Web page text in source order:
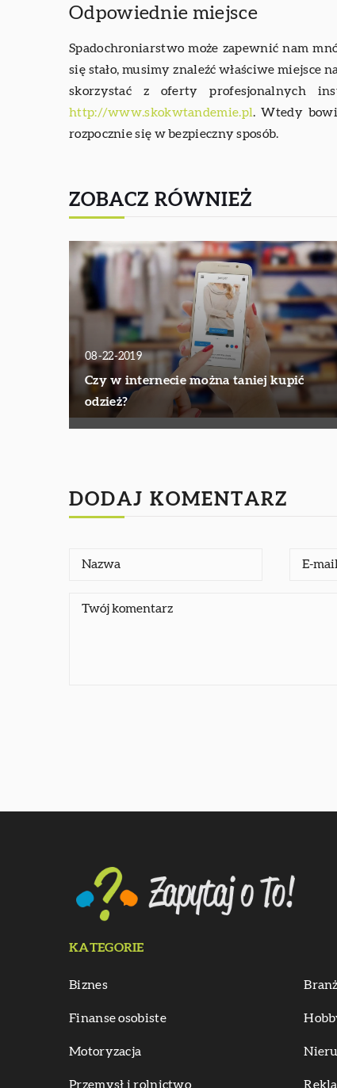
Odpowiednie miejsce
Spadochroniarstwo może zapewnić nam
się stało, musimy znaleźć właściwe
skorzystać z oferty profesjonalnych
http://www.skokwtandemie.pl. Wtedy
rozpocznie się w bezpieczny sposób.
ZOBACZ RÓWNIEŻ
08-22-2019
Czy w internecie można taniej kupić
odzież?
DODAJ KOMENTARZ
KATEGORIE
Biznes
Finanse osobiste
Motoryzacja
Przemysł i rolnictwo